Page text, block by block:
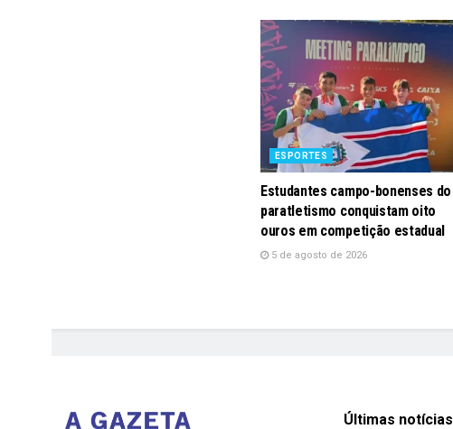
ESPORTES
Estudantes campo-bonenses do
paratletismo conquistam oito
ouros em competição estadual
5 de agosto de 2026
Últimas notícias